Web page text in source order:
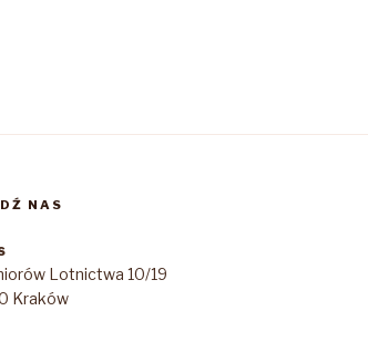
NAS
Lotnictwa 10/19
Kraków